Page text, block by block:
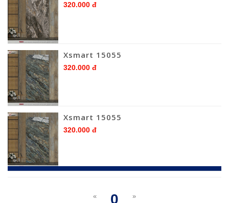
320.000 đ
Xsmart 15055
320.000 đ
Xsmart 15055
320.000 đ
«
0
»